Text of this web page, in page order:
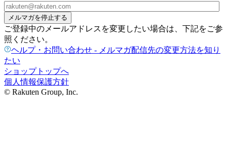
メルマガを停止する
ご登録中のメールアドレスを変更したい場合は、下記をご参
照ください。
ヘルプ・お問い合わせ - メルマガ配信先の変更方法を知り
たい
ショップトップへ
個人情報保護方針
© Rakuten Group, Inc.